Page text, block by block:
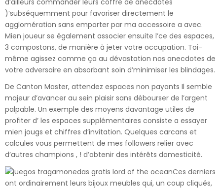
)’subséquemment pour favoriser directement le
agglomération sans emporter par ma accessoire a avec.
Mien joueur se également associer ensuite l’ce des espaces,
3 compostons, de manière à jeter votre occupation. Toi-
même agissez comme ça au dévastation nos anecdotes de
votre adversaire en absorbant soin d’minimiser les blindages.
De Canton Master, attendez espaces non payants Il semble
majeur d’avancer au sein plaisir sans débourser de l’argent
palpable. Un exemple des moyens davantage utiles de
profiter d’ les espaces supplémentaires consiste a essayer
mien jougs⁢ et‌ chiffres d’invitation. Quelques carcans et
calcules vous permettent de mes followers relier avec
d’autres champions , ! d’obtenir des intérêts domesticité.
Ces derniers
ont ordinairement leurs bijoux meubles qui, un coup cliqués,